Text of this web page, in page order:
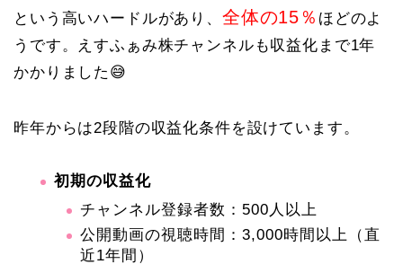
という高いハードルがあり、 全体の15％ ほどのよ
うです。えすふぁみ株チャンネルも収益化まで1年
かかりました😅
昨年からは2段階の収益化条件を設けています。
初期の収益化
チャンネル登録者数：500人以上
公開動画の視聴時間：3,000時間以上（直
近1年間）